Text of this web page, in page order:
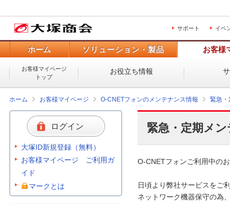
サポート イベ
ホーム ソリューション・製品 お客様
お客様マイページ
トップ
お役立ち情報
ホーム お客様マイページ O-CNETフォンのメンテナンス情報 緊急・
緊急・定期メ
O-CNETフォンご利用中の
日頃より弊社サービスをご
ネットワーク機器保守の為
ログイン
大塚ID新規登録（無料）
お客様マイページ ご利用ガ
イド
マークとは